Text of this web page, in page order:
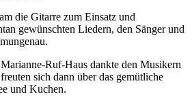
die Gitarre zum Einsatz und
gewünschten Liedern, den Sänger und
Ruf-Haus dankte den Musikern
sich dann über das gemütliche
und Kuchen.